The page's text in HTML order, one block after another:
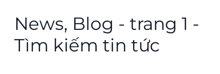
News, Blog - trang 1 -
Tìm kiếm tin tức